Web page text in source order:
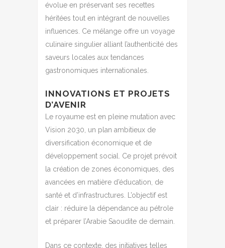
évolue en préservant ses recettes
héritées tout en intégrant de nouvelles
influences. Ce mélange offre un voyage
culinaire singulier alliant l’authenticité des
saveurs locales aux tendances
gastronomiques internationales.
INNOVATIONS ET PROJETS
D’AVENIR
Le royaume est en pleine mutation avec
Vision 2030, un plan ambitieux de
diversification économique et de
développement social. Ce projet prévoit
la création de zones économiques, des
avancées en matière d’éducation, de
santé et d’infrastructures. L’objectif est
clair : réduire la dépendance au pétrole
et préparer l’Arabie Saoudite de demain.
Dans ce contexte, des initiatives telles